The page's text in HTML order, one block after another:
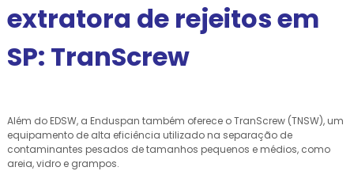
extratora de rejeitos em
SP: TranScrew
Além do EDSW, a Enduspan também oferece o TranScrew (TNSW), um
equipamento de alta eficiência utilizado na separação de
contaminantes pesados de tamanhos pequenos e médios, como
areia, vidro e grampos.